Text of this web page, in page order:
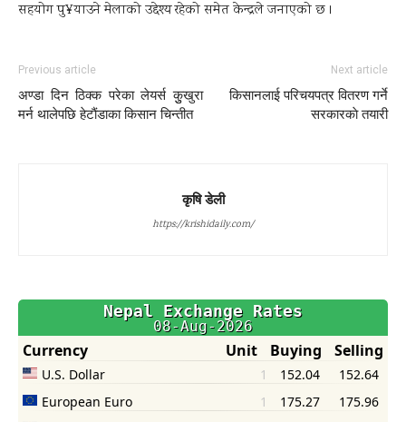
सहयोग पु¥याउने मेलाको उद्देश्य रहेको समेत केन्द्रले जनाएको छ ।
Previous article
अण्डा दिन ठिक्क परेका लेयर्स कुुखुरा
मर्न थालेपछि हेटाैंडाका किसान चिन्तीत
Next article
किसानलाई परिचयपत्र वितरण गर्ने
सरकारकाे तयारी
कृषि डेली
https://krishidaily.com/